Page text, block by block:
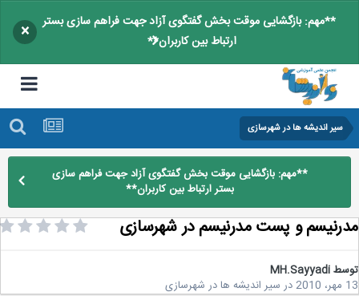
**مهم: بازگشایی موقت بخش گفتگوی آزاد جهت فراهم سازی بستر
ارتباط بین کاربران**
×
سیر اندیشه ها در شهرسازی
**مهم: بازگشایی موقت بخش گفتگوی آزاد جهت فراهم سازی
بستر ارتباط بین کاربران**
و پست مدرنیسم در شهرسازی
MH.Sayyadi
درسیر اندیشه ها در شهرسازی